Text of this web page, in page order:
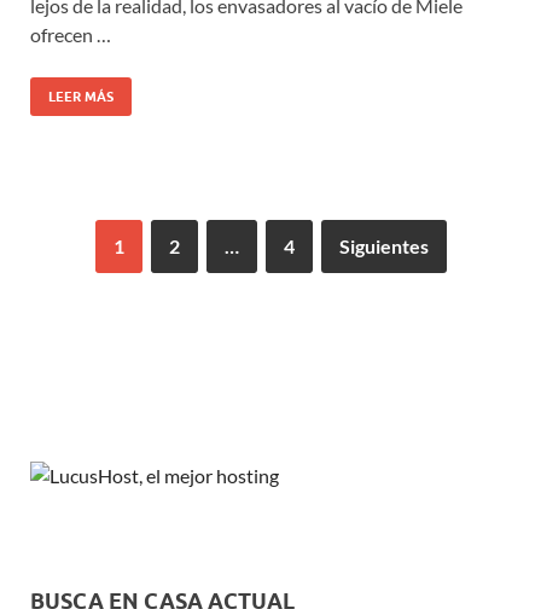
lejos de la realidad, los envasadores al vacío de Miele
ofrecen …
LEER MÁS
1 2 4 Siguientes
BUSCA EN CASA ACTUAL